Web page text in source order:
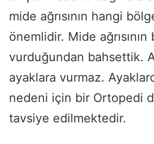
mide ağrısının hangi
önemlidir. Mide
vurduğundan bahsettik.
ayaklara vurmaz.
nedeni için bir Ortopedi
tavsiye edilmektedir.